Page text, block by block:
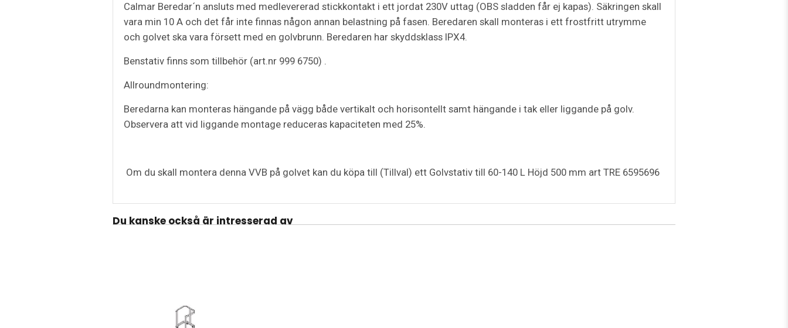
Calmar Beredar´n ansluts med medlevererad stickkontakt i ett jordat 230V uttag (OBS sladden får ej kapas). Säkringen skall
vara min 10 A och det får inte finnas någon annan belastning på fasen. Beredaren skall monteras i ett frostfritt utrymme
och golvet ska vara försett med en golvbrunn. Beredaren har skyddsklass IPX4.
Benstativ finns som tillbehör (art.nr 999 6750) .
Allroundmontering:
Beredarna kan monteras hängande på vägg både vertikalt och horisontellt samt hängande i tak eller liggande på golv.
Observera att vid liggande montage reduceras kapaciteten med 25%.
Om du skall montera denna VVB på golvet kan du köpa till (Tillval) ett Golvstativ till 60-140 L Höjd 500 mm art TRE 6595696
Du kanske också är intresserad av